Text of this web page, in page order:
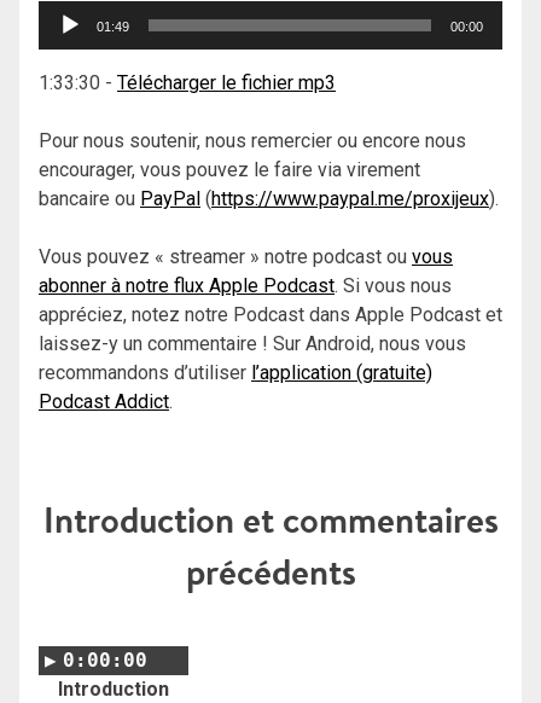
Lecteur
01:49 00:00
1:33:30 - Télécharger le fichier mp3
Pour nous soutenir, nous remercier ou encore nous
encourager, vous pouvez le faire via virement
bancaire ou PayPal (https://www.paypal.me/proxijeux).
Vous pouvez « streamer » notre podcast ou vous
abonner à notre flux Apple Podcast. Si vous nous
appréciez, notez notre Podcast dans Apple Podcast et
laissez-y un commentaire ! Sur Android, nous vous
recommandons d’utiliser l’application (gratuite)
Podcast Addict.
Introduction et commentaires
précédents
0:00:00
Introduction